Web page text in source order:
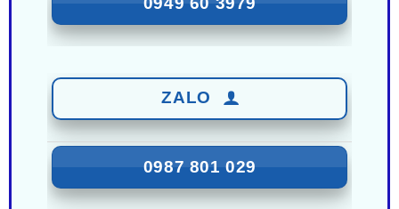
0987 801 029